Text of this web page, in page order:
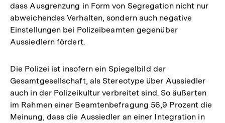
dass Ausgrenzung in Form von Segregation nicht nur
abweichendes Verhalten, sondern auch negative
Einstellungen bei Polizeibeamten gegenüber
Aussiedlern fördert.
Die Polizei ist insofern ein Spiegelbild der
Gesamtgesellschaft, als Stereotype über Aussiedler
auch in der Polizeikultur verbreitet sind. So äußerten
im Rahmen einer Beamtenbefragung 56,9 Prozent die
Meinung, dass die Aussiedler an einer Integration in